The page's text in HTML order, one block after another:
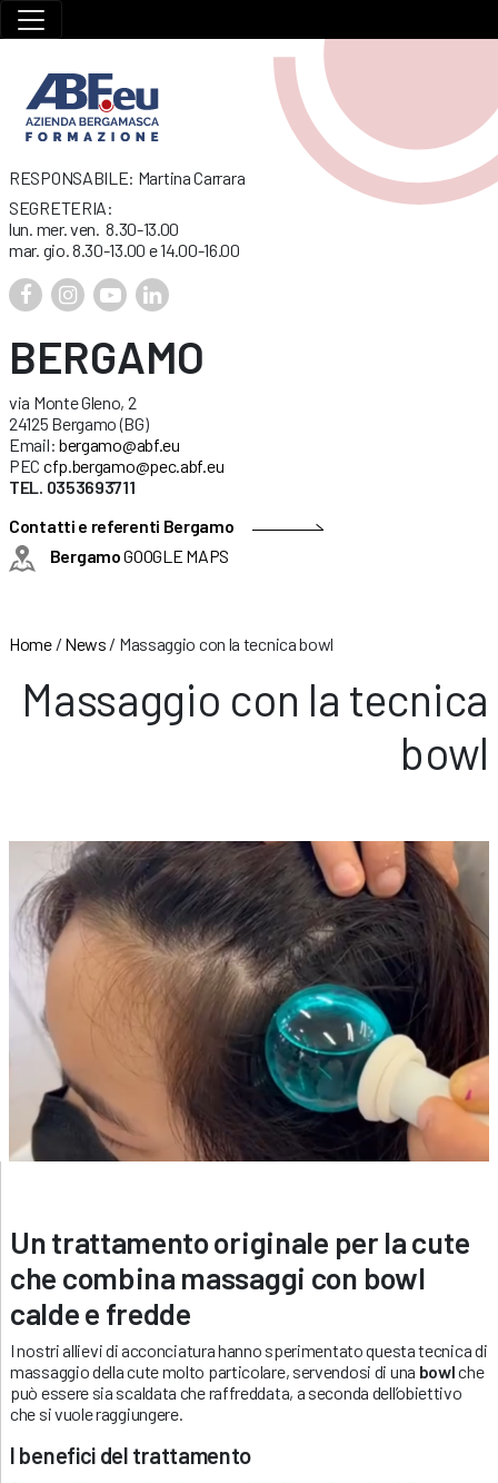
RESPONSABILE: Martina Carrara
SEGRETERIA:
lun. mer. ven. 8.30-13.00
mar. gio. 8.30-13.00 e 14.00-16.00
BERGAMO
via Monte Gleno, 2
24125 Bergamo (BG)
Email: bergamo@abf.eu
PEC cfp.bergamo@pec.abf.eu
TEL. 0353693711
Contatti e referenti Bergamo
BergamoGOOGLE MAPS
Home/ News / Massaggio con la tecnica bowl
Massaggio con la tecnica
bowl
Un trattamento originale per la cute
che combina massaggi con bowl
calde e fredde
I nostri allievi di acconciatura hanno sperimentato questa tecnica di
massaggio della cute molto particolare, servendosi di una bowlche
può essere sia scaldata che raffreddata, a seconda dell’obiettivo
che si vuole raggiungere.
I benefici del trattamento